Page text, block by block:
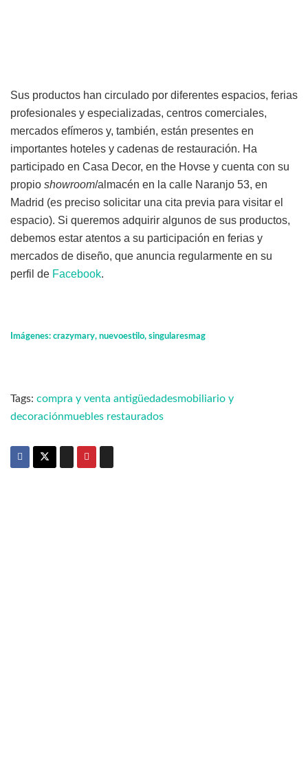
Sus productos han circulado por diferentes espacios, ferias
profesionales y especializadas, centros comerciales,
mercados efímeros y, también, están presentes en
importantes hoteles y cadenas de restauración. Ha
participado en Casa Decor, en the Hovse y cuenta con su
propio showroom/almacén en la calle Naranjo 53, en
Madrid (es preciso solicitar una cita previa para visitar el
espacio). Si queremos adquirir algunos de sus productos,
debemos estar atentos a su participación en ferias y
mercados de diseño, que anuncia regularmente en su
perfil de Facebook.
Imágenes: crazymary, nuevoestilo, singularesmag
Tags: compra y venta antigüedadesmobiliario y
decoraciónmuebles restaurados